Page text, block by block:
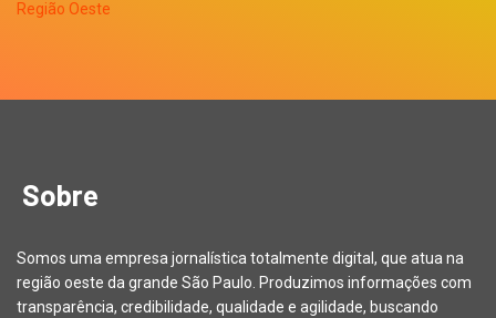
Sobre
Somos uma empresa jornalística totalmente digital, que atua na
região oeste da grande São Paulo. Produzimos informações com
transparência, credibilidade, qualidade e agilidade, buscando